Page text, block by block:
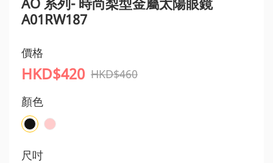
A01RW187
價格
HKD$420 HKD$460
顏色
尺吋